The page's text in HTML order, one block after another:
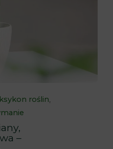
roślin,
–